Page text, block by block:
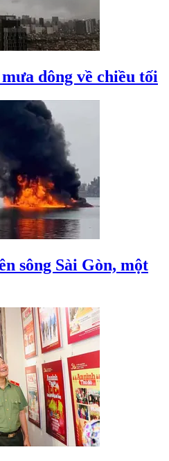
dông về chiều tối
sông Sài Gòn, một